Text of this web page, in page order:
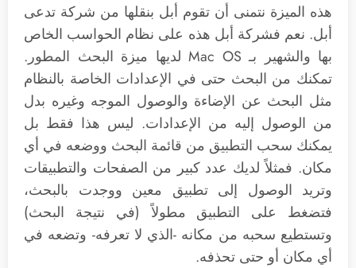
هذه الميزة نتمنى أن تقوم أبل بنقلها من شركة تدعى
أبل. نعم فشركة أبل هذه على نظام الحواسب الخاص
بها والشهير بـ Mac OS لديها ميزة البحث المطور.
تمكنك من البحث حتى في الإعدادات الخاصة بالنظام
مثل البحث عن الإضاءة والوصول الموجه وغيره بدل
من الوصول إليه من الإعدادات. ليس هذا فقط بل
يمكنك سحب التطبيق من قائمة البحث ووضعه في أي
مكان. فمثلاً لديك عدد كبير من الصفحات والتطبيقات
وتريد الوصول إلى تطبيق معين ووجدت بالبحث،
فتضغط على التطبيق مطولاً (في نتيجة البحث)
وتستطيع سحبه من مكانه -الذي لا تعرفه- وتضعه في
أي مكان أو حتى تحذفه.